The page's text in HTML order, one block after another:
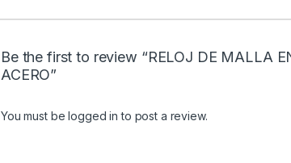
Be the first to review “RELOJ DE MALLA
ACERO”
You must belogged in to post a review.